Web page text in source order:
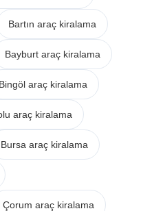
Bartın araç kiralama
Bayburt araç kiralama
Bingöl araç kiralama
araç kiralama
Bursa araç kiralama
Çorum araç kiralama